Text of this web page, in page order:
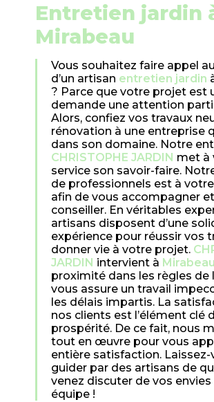
entretien jardin à
Mirabeau
Vous souhaitez faire appel aux services
d’un artisan entretien jardin
? Parce que votre projet est
demande une attention
Alors, confiez vos travaux
rénovation à une entreprise
dans son domaine. Notre
CHRISTOPHE JARDIN met à
service son savoir-faire.
de professionnels est à
afin de vous accompagner
conseiller. En véritables
artisans disposent d’une
expérience pour réussir vos
donner vie à votre projet.
JARDIN intervient à Mirabeau
proximité dans les règles de
vous assure un travail
les délais impartis. La
nos clients est l’élément clé
prospérité. De ce fait, nous
tout en œuvre pour vous
entière satisfaction. Laissez-
guider par des artisans de
venez discuter de vos
équipe !